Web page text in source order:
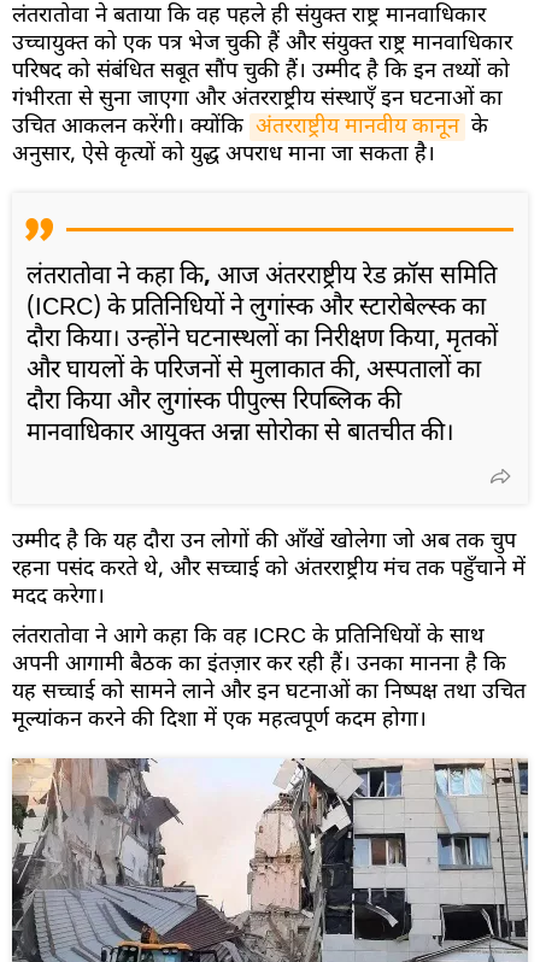
लंतरातोवा ने बताया कि वह पहले ही संयुक्त राष्ट्र मानवाधिकार
उच्चायुक्त को एक पत्र भेज चुकी हैं और संयुक्त राष्ट्र मानवाधिकार
परिषद को संबंधित सबूत सौंप चुकी हैं। उम्मीद है कि इन तथ्यों को
गंभीरता से सुना जाएगा और अंतरराष्ट्रीय संस्थाएँ इन घटनाओं का
उचित आकलन करेंगी। क्योंकि अंतरराष्ट्रीय मानवीय कानून के
अनुसार, ऐसे कृत्यों को युद्ध अपराध माना जा सकता है।
लंतरातोवा ने कहा कि, आज अंतरराष्ट्रीय रेड क्रॉस समिति
(ICRC) के प्रतिनिधियों ने लुगांस्क और स्टारोबेल्स्क का
दौरा किया। उन्होंने घटनास्थलों का निरीक्षण किया, मृतकों
और घायलों के परिजनों से मुलाकात की, अस्पतालों का
दौरा किया और लुगांस्क पीपुल्स रिपब्लिक की
मानवाधिकार आयुक्त अन्ना सोरोका से बातचीत की।
उम्मीद है कि यह दौरा उन लोगों की आँखें खोलेगा जो अब तक चुप
रहना पसंद करते थे, और सच्चाई को अंतरराष्ट्रीय मंच तक पहुँचाने में
मदद करेगा।
लंतरातोवा ने आगे कहा कि वह ICRC के प्रतिनिधियों के साथ
अपनी आगामी बैठक का इंतज़ार कर रही हैं। उनका मानना है कि
यह सच्चाई को सामने लाने और इन घटनाओं का निष्पक्ष तथा उचित
मूल्यांकन करने की दिशा में एक महत्वपूर्ण कदम होगा।